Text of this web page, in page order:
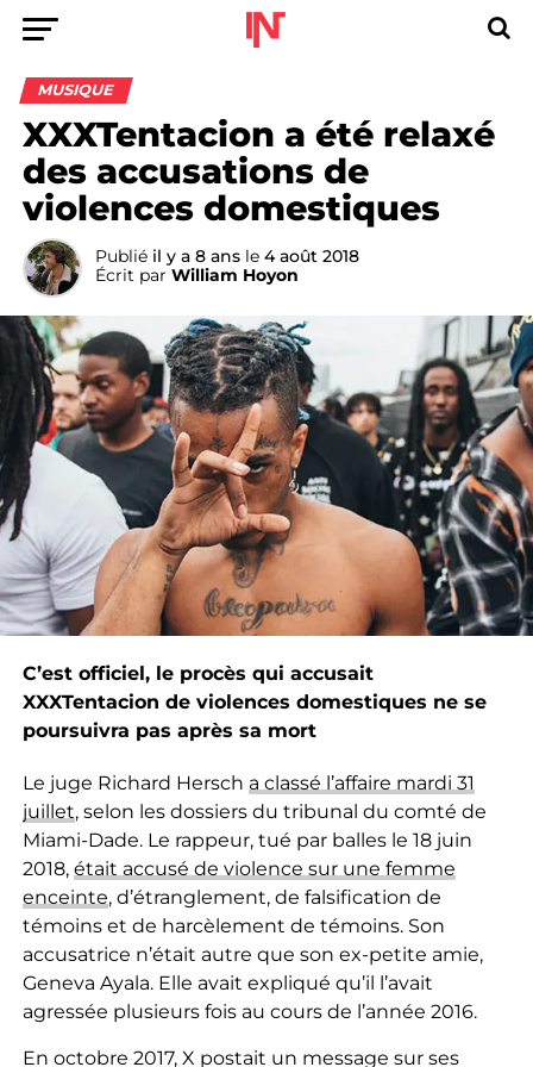
MUSIQUE
XXXTentacion a été relaxé
des accusations de
violences domestiques
Publié il y a 8 ans le 4 août 2018
Écrit par William Hoyon
C’est officiel, le procès qui accusait
XXXTentacion de violences domestiques ne se
poursuivra pas après sa mort
Le juge Richard Hersch a classé l’affaire mardi 31
juillet, selon les dossiers du tribunal du comté de
Miami-Dade. Le rappeur, tué par balles le 18 juin
2018, était accusé de violence sur une femme
enceinte, d’étranglement, de falsification de
témoins et de harcèlement de témoins. Son
accusatrice n’était autre que son ex-petite amie,
Geneva Ayala. Elle avait expliqué qu’il l’avait
agressée plusieurs fois au cours de l’année 2016.
En octobre 2017, X postait un message sur ses